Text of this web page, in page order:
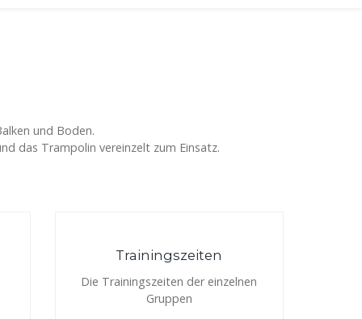
und Boden.
das Trampolin vereinzelt zum Einsatz.
Trainingszeiten
Die Trainingszeiten der einzelnen
Gruppen